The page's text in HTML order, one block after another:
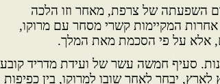
השפעתה של צרפת, מאחר וזו הלכה
אחרות המקיימות קשרי מסחר עם מרוקו,
אלא על פי הסכמת מאת המלך.
סעיף חמשה עשר של ועידת מדריד קובע
לארץ, יבחר לאחר שובו למרוקו, בין כפיפות